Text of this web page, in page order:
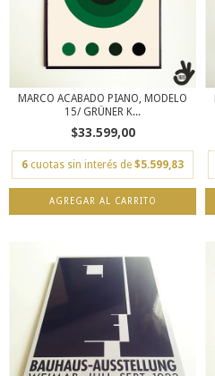
MARCO ACABADO PIANO, MODELO
15/ GRÜNER K...
$33.599,00
6 cuotas sin interés de $5.599,83
AGREGAR AL CARRITO